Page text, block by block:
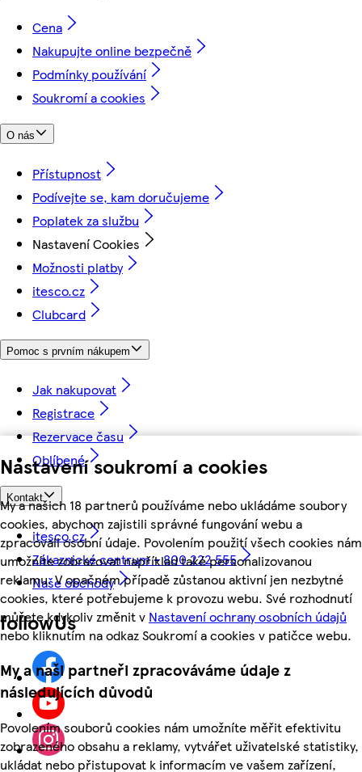
Nastavení soukromí a cookies
My a našich 18 partnerů používáme nebo ukládáme soubory
cookies, abychom zajistili správné fungování webu a
zpracovali osobní údaje. Povolením použití všech cookies nám
umožníte zobrazovat například také personalizovanou
reklamu. V opačném případě zůstanou aktivní jen nezbytné
cookies, které potřebujeme k provozu webu. Své rozhodnutí
můžete kdykoliv změnit v Nastavení ochrany osobních údajů
nebo kliknutím na odkaz Soukromí a cookies v patičce webu.
My a naši partneři zpracováváme údaje z
následujících důvodů
Povolením souborů cookies nám umožníte měřit efektivitu
zobrazeného obsahu a reklamy, vytvářet uživatelské statistiky,
ukládat nebo přistupovat k informacím ve vašem zařízení,
Cena
Nakupujte online bezpečně
Podmínky používání
Soukromí a cookies
O nás
Přístupnost
Podívejte se, kam doručujeme
Poplatek za službu
Nastavení Cookies
Možnosti platby
itesco.cz
Clubcard
Pomoc s prvním nákupem
Jak nakupovat
Registrace
Rezervace času
Oblíbené
Kontakt
itesco.cz
Zákaznické centrum - 800 222 555
Naše obchody
followUs